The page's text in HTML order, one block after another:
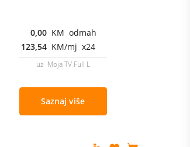
0,00 KM odmah
123,54 KM/mj x24
uz Moja TV Full L
Saznaj više